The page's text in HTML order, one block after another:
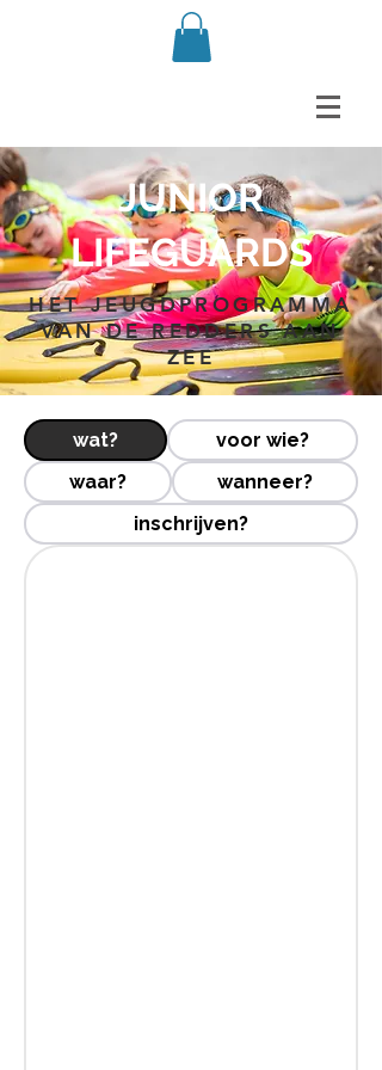
JUNIOR
LIFEGUARDS
HET JEUGDPROGRAMMA
VAN DE REDDERS AAN
ZEE
wat?
voor wie?
waar?
wanneer?
inschrijven?